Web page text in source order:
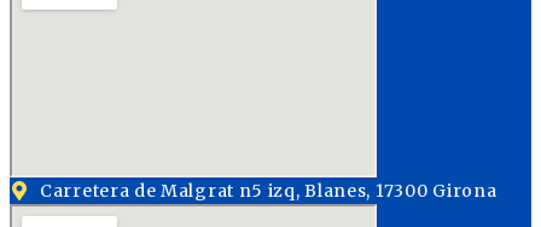
Carretera de Malgrat n5 izq, Blanes, 17300 Girona